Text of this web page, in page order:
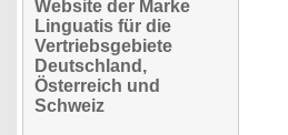
Website der Marke
Linguatis für die
Vertriebsgebiete
Deutschland,
Österreich und
Schweiz